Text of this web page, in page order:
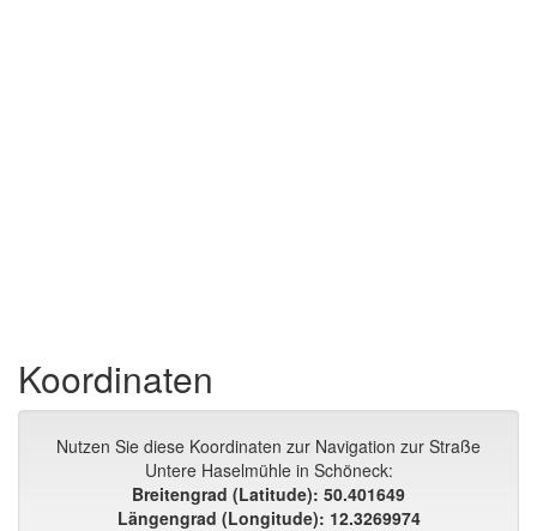
Koordinaten
Nutzen Sie diese Koordinaten zur Navigation zur Straße
Untere Haselmühle in Schöneck:
Breitengrad (Latitude): 50.401649
Längengrad (Longitude): 12.3269974